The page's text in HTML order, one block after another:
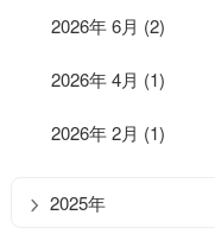
2026年 6月 (2)
2026年 4月 (1)
2026年 2月 (1)
2025年